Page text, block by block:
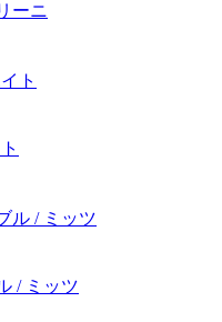
ーニ
/ ミッツ